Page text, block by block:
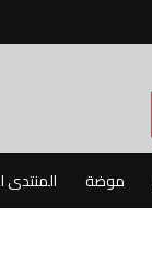
موضة المنتدى